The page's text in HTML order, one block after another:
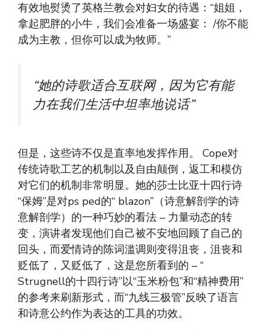
有效地熨烫了英格兰教会对妇女的待遇：“姐姐，
拿起肥胖的小牛，我们会准备一场盛宴： /你不能
成为主教，但你可以成为牧师。”
“她的诗歌适合互联网，因为它有能
力在我们生活中坦率地说话”
但是，这些诗不仅是直率地发挥作用。 Cope对
传统诗歌工艺的机制以及自由颠倒，返工和模仿
对它们的机制非常明显。她的莎士比亚十四行诗
“保姆”是对ps ped的“ blazon”（诗意解剖学的诗
意解剖学）的一种巧妙的看法 – 力量动态的转
变，演讲者发现他们自己被不安地回顾了自己的
回头，而爱情诗的陈词滥调则变得沮丧，沮丧和
贬低了，又贬低了，这是您所看到的 – “
Strugnell的十四行诗”以“玉米粉包”和“精神费用”
的参考来刷新形式，而“九线三极管”反映了语言
和诗意公约作为表达的工具的功效。